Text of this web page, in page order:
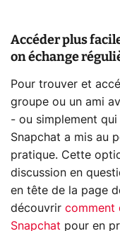
Accéder plus
on échange
Pour trouver et
groupe ou un ami
- ou simplement
Snapchat a mis au
pratique. Cette
discussion en
en tête de la page
découvrir comment
Snapchat pour en